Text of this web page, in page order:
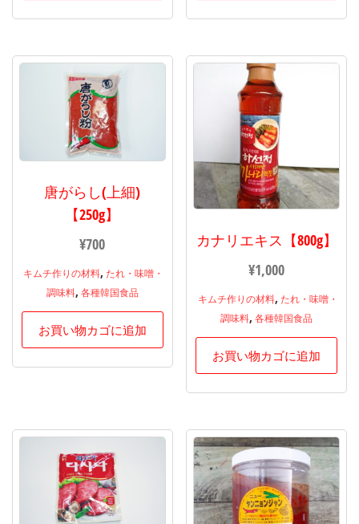
唐がらし(上細)
【250g】
¥700
キムチ作りの材料, たれ・味噌・
調味料, 各種韓国食品
お買い物カゴに追加
カナリエキス【800g】
¥1,000
キムチ作りの材料, たれ・味噌・
調味料, 各種韓国食品
お買い物カゴに追加